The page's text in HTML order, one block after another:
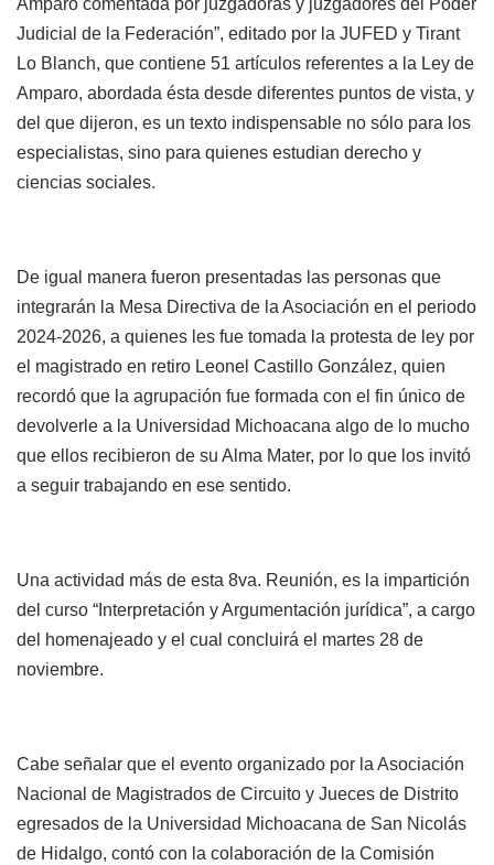
Amparo comentada por juzgadoras y juzgadores del Poder
Judicial de la Federación”, editado por la JUFED y Tirant
Lo Blanch, que contiene 51 artículos referentes a la Ley de
Amparo, abordada ésta desde diferentes puntos de vista, y
del que dijeron, es un texto indispensable no sólo para los
especialistas, sino para quienes estudian derecho y
ciencias sociales.
De igual manera fueron presentadas las personas que
integrarán la Mesa Directiva de la Asociación en el periodo
2024-2026, a quienes les fue tomada la protesta de ley por
el magistrado en retiro Leonel Castillo González, quien
recordó que la agrupación fue formada con el fin único de
devolverle a la Universidad Michoacana algo de lo mucho
que ellos recibieron de su Alma Mater, por lo que los invitó
a seguir trabajando en ese sentido.
Una actividad más de esta 8va. Reunión, es la impartición
del curso “Interpretación y Argumentación jurídica”, a cargo
del homenajeado y el cual concluirá el martes 28 de
noviembre.
Cabe señalar que el evento organizado por la Asociación
Nacional de Magistrados de Circuito y Jueces de Distrito
egresados de la Universidad Michoacana de San Nicolás
de Hidalgo, contó con la colaboración de la Comisión